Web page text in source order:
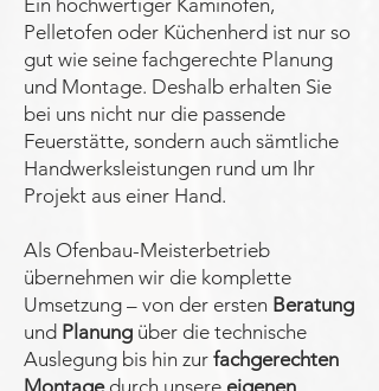
Ein hochwertiger Kaminofen,
Pelletofen oder Küchenherd ist nur so
gut wie seine fachgerechte Planung
und Montage. Deshalb erhalten Sie
bei uns nicht nur die passende
Feuerstätte, sondern auch sämtliche
Handwerksleistungen rund um Ihr
Projekt aus einer Hand.
Als Ofenbau-Meisterbetrieb
übernehmen wir die komplette
Umsetzung – von der ersten Beratung
und Planung über die technische
Auslegung bis hin zur fachgerechten
Montagedurch unsere eigenen